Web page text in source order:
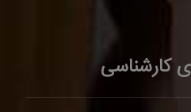
کارشناسی